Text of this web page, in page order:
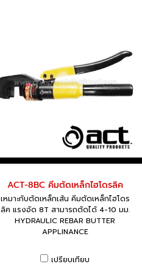
ACT-8BC คีมตัดเหล็กไฮโดรลิค
เหมาะกับตัดเหล็กเส้น คีมตัดเหล็กไฮโดร
ลิค แรงอัด 8T สามารถตัดได้ 4-10 มม.
HYDRAULIC REBAR BUTTER
APPLINANCE
เปรียบเทียบ